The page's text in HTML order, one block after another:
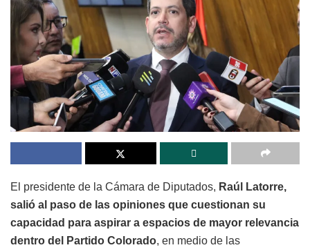
El presidente de la Cámara de Diputados, Raúl Latorre,
salió al paso de las opiniones que cuestionan su
capacidad para aspirar a espacios de mayor relevancia
dentro del Partido Colorado, en medio de las